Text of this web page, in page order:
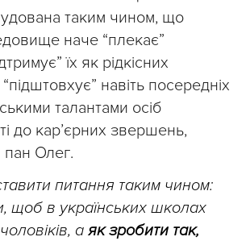
таким чином, що
наче “плекає”
їх як рідкісних
навіть посередніх
талантами осіб
до кар’єрних звершень,
Олег.
питання таким чином:
щоб в українських школах
а як зробити так,